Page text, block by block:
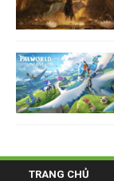
TRANG CHỦ